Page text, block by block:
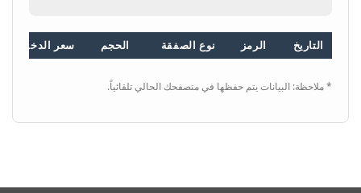
التاريخ الرمز نوع الصفقة الحجم سعر الدخول
* ملاحظة: البيانات يتم حفظها في متصفحك الحالي تلقائياً.